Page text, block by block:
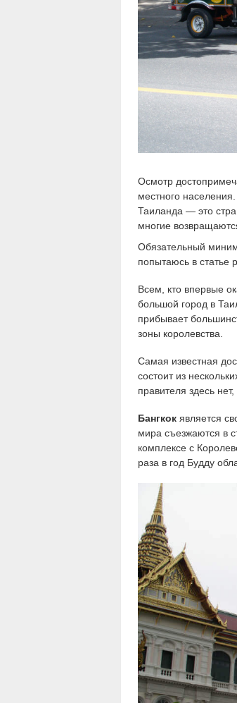
Осмотр
местного
Таиланда — это
многие
Обязательный
попытаюсь в статье
Всем, кто впервые
большой город в
прибывает
зоны королевства.
Самая известная
состоит из
правителя здесь
Бангкок является
мира съезжаются в
комплексе с
раза в год Будду